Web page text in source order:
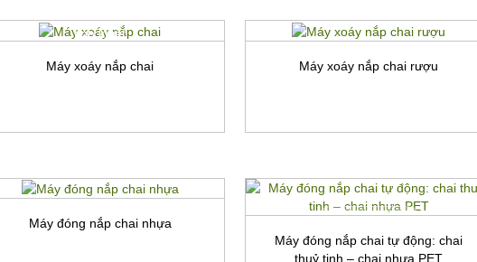
tinh khiết
Xem chi tiết
Máy xoáy nắp chai
Xem chi tiết
Máy xoáy nắp chai rượu
Xem chi tiết
Máy đóng nắp chai nhựa
thuỷ tinh – chai nhựa PET
Xem chi tiết
Máy đóng nắp chai tự động: chai
thuỷ tinh – chai nhựa PET